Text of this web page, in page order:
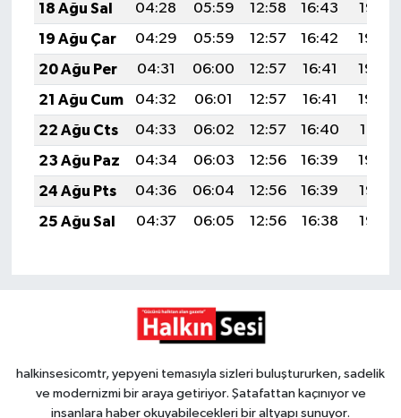
18 Ağu Sal
04:28 05:59 12:58 16:43
19:47
19 Ağu Çar
04:29 05:59 12:57 16:42
19:45
20 Ağu Per
04:31 06:00 12:57 16:41
19:44
21 Ağu Cum
04:32 06:01 12:57 16:41
19:43
22 Ağu Cts
04:33 06:02 12:57 16:40
19:41
23 Ağu Paz
04:34 06:03 12:56 16:39
19:40
24 Ağu Pts
04:36 06:04 12:56 16:39
19:38
25 Ağu Sal
04:37 06:05 12:56 16:38 19:37
halkinsesicomtr, yepyeni temasıyla sizleri buluştururken, sadelik
ve modernizmi bir araya getiriyor. Şatafattan kaçınıyor ve
insanlara haber okuyabilecekleri bir altyapı sunuyor.